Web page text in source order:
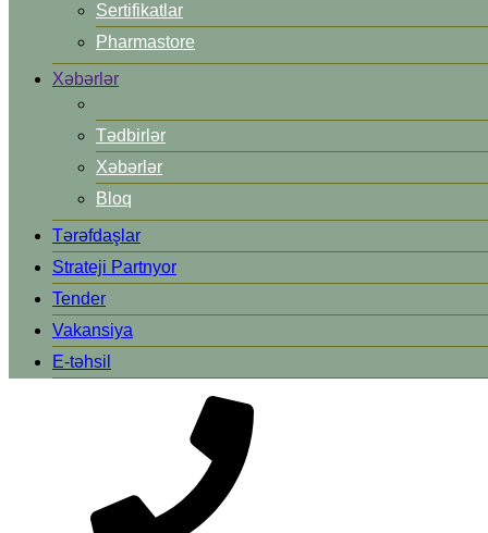
Sertifikatlar
Pharmastore
Xəbərlər
Tədbirlər
Xəbərlər
Bloq
Tərəfdaşlar
Strateji Partnyor
Tender
Vakansiya
E-təhsil